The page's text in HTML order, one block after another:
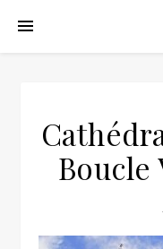
Boucle